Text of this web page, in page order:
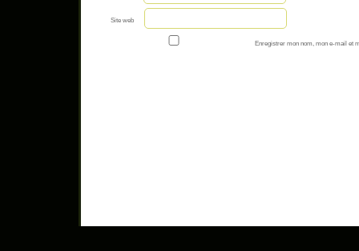
Site web
Enregistrer mon nom, mon e-mail et